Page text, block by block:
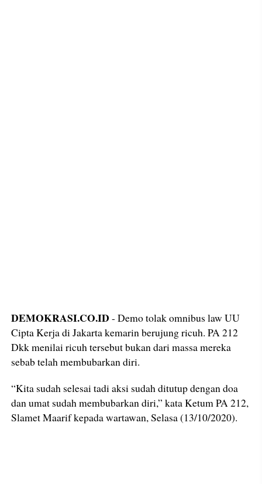
DEMOKRASI.CO.ID - Demo tolak omnibus law UU
Cipta Kerja di Jakarta kemarin berujung ricuh. PA 212
Dkk menilai ricuh tersebut bukan dari massa mereka
sebab telah membubarkan diri.
“Kita sudah selesai tadi aksi sudah ditutup dengan doa
dan umat sudah membubarkan diri,” kata Ketum PA 212,
Slamet Maarif kepada wartawan, Selasa (13/10/2020).